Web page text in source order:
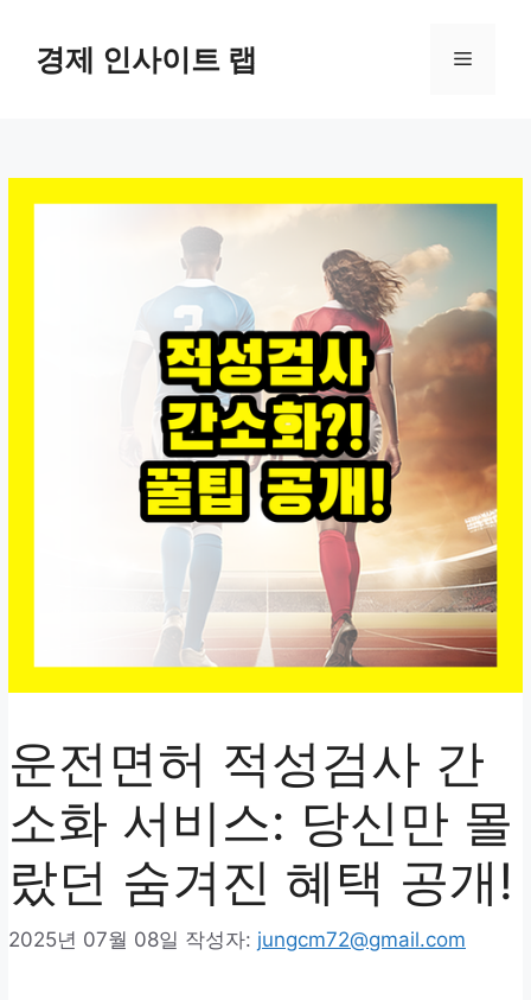
경제 인사이트 랩 메
운전면허 적성검사 간
소화 서비스: 당신만 몰
랐던 숨겨진 혜택 공개!
2025년 07월 08일 작성자: jungcm72@gmail.com